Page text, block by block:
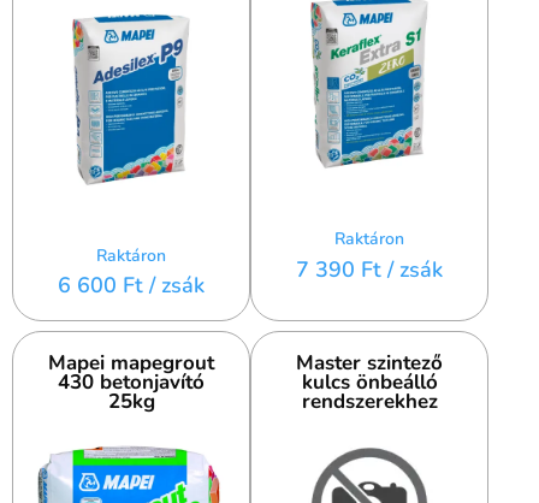
Raktáron
6 600 Ft / zsák
Raktáron
7 390 Ft / zsák
Mapei mapegrout
430 betonjavító
25kg
Master szintező
kulcs önbeálló
rendszerekhez